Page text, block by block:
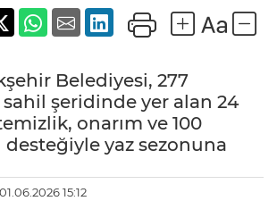
Belediyesi, 277
şeridinde yer alan 24
onarım ve 100
yaz sezonuna
15:12